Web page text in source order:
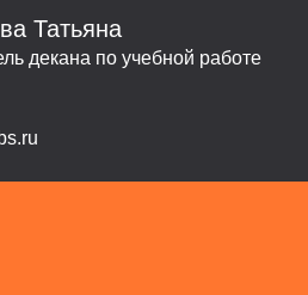
Татьяна
декана по учебной работе